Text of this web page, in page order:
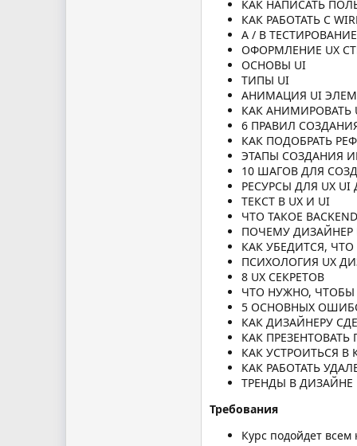
КАК НАПИСАТЬ
КАК РАБОТАТЬ С
A / B ТЕСТИРОВАНИЕ
ОФОРМЛЕНИЕ UX
ОСНОВЫ UI
ТИПЫ UI
АНИМАЦИЯ UI
КАК АНИМИРОВАТЬ
6 ПРАВИЛ
КАК ПОДОБРАТЬ
ЭТАПЫ СОЗДАНИЯ
10 ШАГОВ ДЛЯ
РЕСУРСЫ ДЛЯ UX
ТЕКСТ В UX И UI
ЧТО ТАКОЕ
ПОЧЕМУ ДИЗАЙНЕР
КАК УБЕДИТСЯ,
ПСИХОЛОГИЯ UX
8 UX СЕКРЕТОВ
ЧТО НУЖНО,
5 ОСНОВНЫХ
КАК ДИЗАЙНЕРУ
КАК ПРЕЗЕНТОВАТЬ
КАК УСТРОИТЬСЯ
КАК РАБОТАТЬ
ТРЕНДЫ В ДИЗАЙНЕ
Требования
Курс подойдет